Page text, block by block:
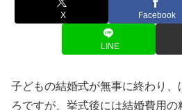
X Facebook
LINE
子どもの結婚式が無事に終わり、
ろですが、挙式後には結婚費用